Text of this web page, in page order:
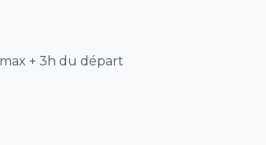
+ 3h du départ